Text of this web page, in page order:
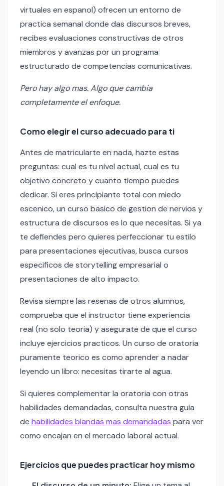
virtuales en espanol) ofrecen un entorno de
practica semanal donde das discursos breves,
recibes evaluaciones constructivas de otros
miembros y avanzas por un programa
estructurado de competencias comunicativas.
Pero hay algo mas. Algo que cambia
completamente el enfoque.
Como elegir el curso adecuado para ti
Antes de matricularte en nada, hazte estas
preguntas: cual es tu nivel actual, cual es tu
objetivo concreto y cuanto tiempo puedes
dedicar. Si eres principiante total con miedo
escenico, un curso basico de gestion de nervios y
estructura de discursos es lo que necesitas. Si ya
te defiendes pero quieres perfeccionar tu estilo
para presentaciones ejecutivas, busca cursos
especificos de storytelling empresarial o
presentaciones de alto impacto.
Revisa siempre las resenas de otros alumnos,
comprueba que el instructor tiene experiencia
real (no solo teoria) y asegurate de que el curso
incluye ejercicios practicos. Un curso de oratoria
puramente teorico es como aprender a nadar
leyendo un libro: necesitas tirarte al agua.
Si quieres complementar la oratoria con otras
habilidades demandadas, consulta nuestra guia
de habilidades blandas mas demandadas para ver
como encajan en el mercado laboral actual.
Ejercicios que puedes practicar hoy mismo